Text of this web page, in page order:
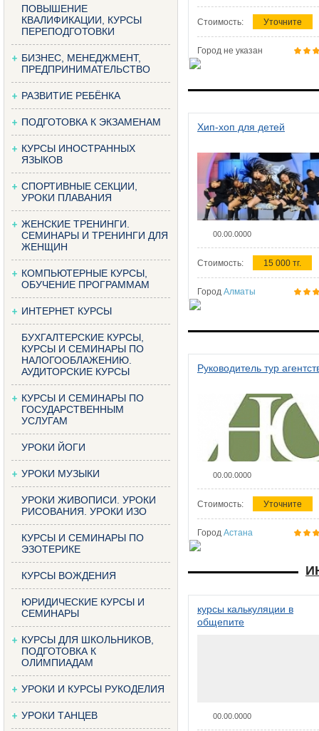
ПОВЫШЕНИЕ
КВАЛИФИКАЦИИ, КУРСЫ
ПЕРЕПОДГОТОВКИ
БИЗНЕС, МЕНЕДЖМЕНТ,
ПРЕДПРИНИМАТЕЛЬСТВО
РАЗВИТИЕ РЕБЁНКА
ПОДГОТОВКА К ЭКЗАМЕНАМ
КУРСЫ ИНОСТРАННЫХ
ЯЗЫКОВ
СПОРТИВНЫЕ СЕКЦИИ,
УРОКИ ПЛАВАНИЯ
ЖЕНСКИЕ ТРЕНИНГИ.
СЕМИНАРЫ И ТРЕНИНГИ ДЛЯ
ЖЕНЩИН
КОМПЬЮТЕРНЫЕ КУРСЫ,
ОБУЧЕНИЕ ПРОГРАММАМ
ИНТЕРНЕТ КУРСЫ
БУХГАЛТЕРСКИЕ КУРСЫ,
КУРСЫ И СЕМИНАРЫ ПО
НАЛОГООБЛАЖЕНИЮ.
АУДИТОРСКИЕ КУРСЫ
КУРСЫ И СЕМИНАРЫ ПО
ГОСУДАРСТВЕННЫМ
УСЛУГАМ
УРОКИ ЙОГИ
УРОКИ МУЗЫКИ
УРОКИ ЖИВОПИСИ. УРОКИ
РИСОВАНИЯ. УРОКИ ИЗО
КУРСЫ И СЕМИНАРЫ ПО
ЭЗОТЕРИКЕ
КУРСЫ ВОЖДЕНИЯ
ЮРИДИЧЕСКИЕ КУРСЫ И
СЕМИНАРЫ
КУРСЫ ДЛЯ ШКОЛЬНИКОВ,
ПОДГОТОВКА К
ОЛИМПИАДАМ
УРОКИ И КУРСЫ РУКОДЕЛИЯ
УРОКИ ТАНЦЕВ
Стоимость: Уточните
Город не указан
Хип-хоп для детей
00.00.0000
Стоимость: 15 000 тг.
Город Алматы
Руководитель тур
00.00.0000
Стоимость: Уточните
Город Астана
курсы калькуляции в
общепите
00.00.0000